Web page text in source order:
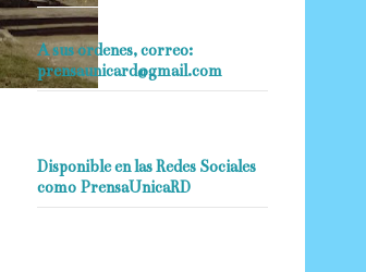
A sus ordenes, correo:
prensaunicard@gmail.com
Disponible en las Redes Sociales
como PrensaUnicaRD